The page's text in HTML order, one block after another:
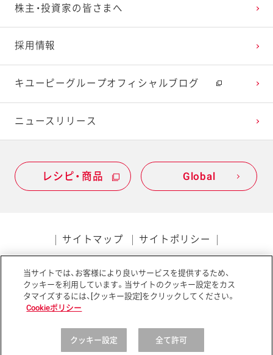
株主・投資家の皆さまへ
採用情報
キユーピーグループオフィシャルブログ
ニュースリリース
レシピ・商品 Global
サイトマップ サイトポリシー
ソーシャルメディアポリシー アクセシビリティ
Copyright © Kewpie Corporation All rights reserved.
当サイトでは、お客様により良いサービスを提供するため、
クッキーを利用しています。当サイトのクッキー設定をカス
タマイズするには、[クッキー設定]をクリックしてください。
Cookieポリシー
クッキー設定 全て許可